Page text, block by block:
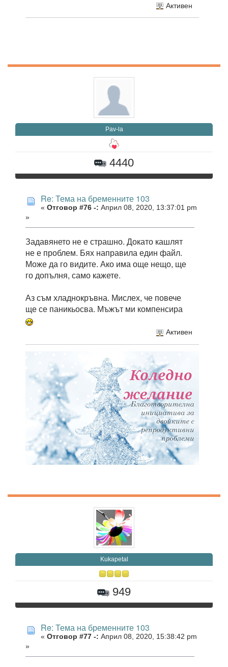
Активен
Pav-la
4440
Re: Тема на бременните 103
« Отговор #76 -: Април 08, 2020, 13:37:01 pm
»
Задавянето не е страшно. Докато кашлят
не е проблем. Бях направила един файл.
Може да го видите. Ако има още нещо, ще
го допълня, само кажете.
Аз съм хладнокръвна. Мислех, че повече
ще се паникьосва. Мъжът ми компенсира
Активен
Kukapetal
949
Re: Тема на бременните 103
« Отговор #77 -: Април 08, 2020, 15:38:42 pm
»